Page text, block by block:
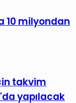
10 milyondan
takvim
yapılacak